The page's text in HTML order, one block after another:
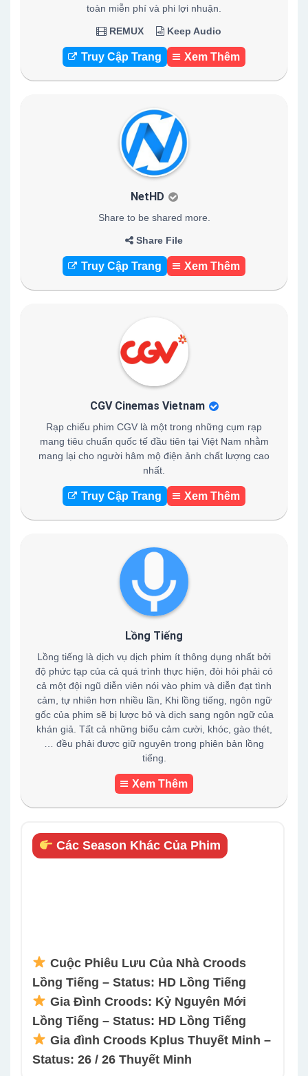
toàn miễn phí và phi lợi nhuận.
REMUX Keep Audio
Truy Cập Trang Xem Thêm
NetHD
Share to be shared more.
Share File
Truy Cập Trang Xem Thêm
CGV Cinemas Vietnam
Rạp chiếu phim CGV là một trong những cụm rạp
mang tiêu chuẩn quốc tế đầu tiên tại Việt Nam nhằm
mang lại cho người hâm mộ điện ảnh chất lượng cao
nhất.
Truy Cập Trang Xem Thêm
Lồng Tiếng
Lồng tiếng là dịch vụ dịch phim ít thông dụng nhất bởi
độ phức tạp của cả quá trình thực hiện, đòi hỏi phải có
cả một đội ngũ diễn viên nói vào phim và diễn đạt tình
cảm, tự nhiên hơn nhiều lần, Khi lồng tiếng, ngôn ngữ
gốc của phim sẽ bị lược bỏ và dịch sang ngôn ngữ của
khán giả. Tất cả những biểu cảm cười, khóc, gào thét,
… đều phải được giữ nguyên trong phiên bản lồng
tiếng.
Xem Thêm
Các Season Khác Của Phim
Cuộc Phiêu Lưu Của Nhà Croods
Lồng Tiếng – Status: HD Lồng Tiếng
Gia Đình Croods: Kỷ Nguyên Mới
Lồng Tiếng – Status: HD Lồng Tiếng
Gia đình Croods Kplus Thuyết Minh –
Status: 26 / 26 Thuyết Minh